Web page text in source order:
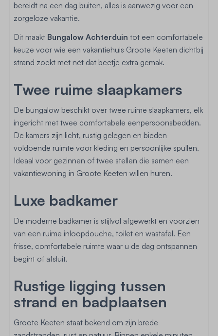
bereidt na een dag buiten, alles is aanwezig voor een
zorgeloze vakantie.
Dit maakt Bungalow Achterduin tot een comfortabele
keuze voor wie een vakantiehuis Groote Keeten dichtbij
strand zoekt met nét dat beetje extra gemak.
Twee ruime slaapkamers
De bungalow beschikt over twee ruime slaapkamers, elk
ingericht met twee comfortabele eenpersoonsbedden.
De kamers zijn licht, rustig gelegen en bieden
voldoende ruimte voor kleding en persoonlijke spullen.
Ideaal voor gezinnen of twee stellen die samen een
vakantiewoning in Groote Keeten willen huren.
Luxe badkamer
De moderne badkamer is stijlvol afgewerkt en voorzien
van een ruime inloopdouche, toilet en wastafel. Een
frisse, comfortabele ruimte waar u de dag ontspannen
begint of afsluit.
Rustige ligging tussen
strand en badplaatsen
Groote Keeten staat bekend om zijn brede